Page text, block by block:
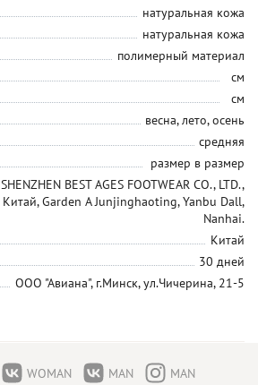
натуральная кожа
натуральная кожа
полимерный материал
см
см
весна, лето, осень
средняя
размер в размер
SHENZHEN BEST AGES FOOTWEAR CO., LTD.,
Китай, Garden A Junjinghaoting, Yanbu Dall,
Nanhai.
Китай
30 дней
ООО "Авиана", г.Минск, ул.Чичерина, 21-5
WOMAN MAN MAN